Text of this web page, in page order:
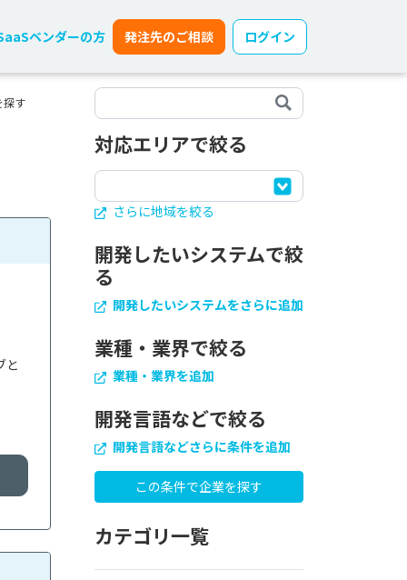
ベンダーの方 発注先のご相談 ログイン
探す
と
対応エリアで絞る
さらに地域を絞る
開発したいシステムで絞
る
開発したいシステムをさらに追加
業種・業界で絞る
業種・業界を追加
開発言語などで絞る
開発言語などさらに条件を追加
カテゴリ一覧